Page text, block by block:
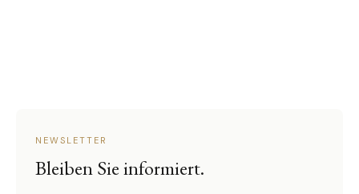
NEWSLETTER
Bleiben Sie informiert.